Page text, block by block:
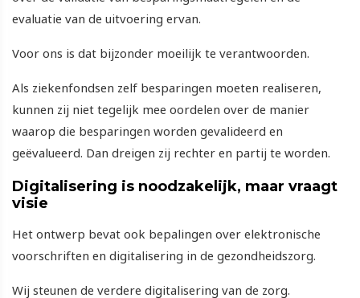
evaluatie van de uitvoering ervan.
Voor ons is dat bijzonder moeilijk te verantwoorden.
Als ziekenfondsen zelf besparingen moeten realiseren,
kunnen zij niet tegelijk mee oordelen over de manier
waarop die besparingen worden gevalideerd en
geëvalueerd. Dan dreigen zij rechter en partij te worden.
Digitalisering is noodzakelijk, maar vraagt
visie
Het ontwerp bevat ook bepalingen over elektronische
voorschriften en digitalisering in de gezondheidszorg.
Wij steunen de verdere digitalisering van de zorg.